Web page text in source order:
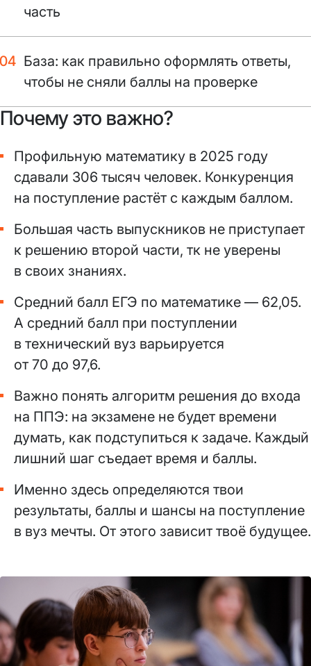
часть
База: как правильно оформлять ответы,
чтобы не сняли баллы на проверке
Почему это важно?
Профильную математику в 2025 году
сдавали 306 тысяч человек. Конкуренция
на поступление растёт с каждым баллом.
Большая часть выпускников не приступает
к решению второй части, тк не уверены
в своих знаниях.
Средний балл ЕГЭ по математике — 62,05.
А средний балл при поступлении
в технический вуз варьируется
от 70 до 97,6.
Важно понять алгоритм решения до входа
на ППЭ: на экзамене не будет времени
думать, как подступиться к задаче. Каждый
лишний шаг съедает время и баллы.
Именно здесь определяются твои
результаты, баллы и шансы на поступление
в вуз мечты. От этого зависит твоё будущее.